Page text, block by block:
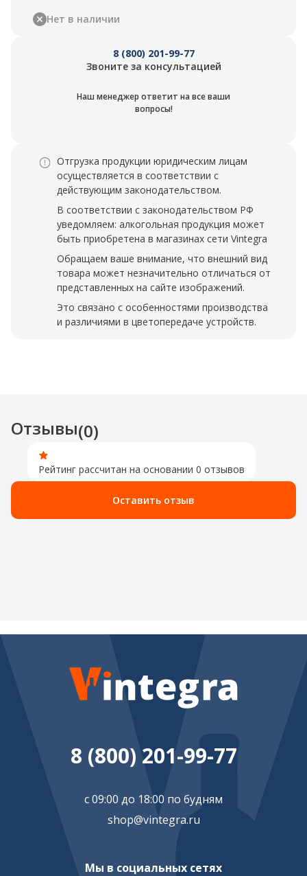
Нет в наличии
8 (800) 201-99-77
Звоните за консультацией
Наш менеджер ответит на все ваши
вопросы!
Отгрузка продукции юридическим лицам
осуществляется в соответствии с
действующим законодательством.
В соответствии с законодательством РФ
уведомляем: алкогольная продукция может
быть приобретена в магазинах сети Vintegra
Обращаем ваше внимание, что внешний вид
товара может незначительно отличаться от
представленных на сайте изображений.
Это связано с особенностями производства
и различиями в цветопередаче устройств.
Отзывы(0)
Рейтинг рассчитан на основании 0 отзывов
Оставить отзыв
8 (800) 201-99-77
с 09:00 до 18:00 по будням
shop@vintegra.ru
Мы в социальных сетях